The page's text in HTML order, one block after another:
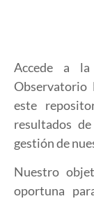
Accede a la
Observatorio
este
resultados
gestión de
Nuestro
oportuna